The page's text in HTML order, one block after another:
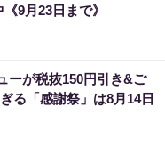
9月23日まで》
ーが税抜150円引き&ご
る「感謝祭」は8月14日